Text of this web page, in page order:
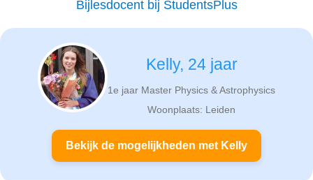
Bijlesdocent bij StudentsPlus
Kelly, 24 jaar
1e jaar Master Physics & Astrophysics
Woonplaats: Leiden
Bekijk de mogelijkheden met Kelly